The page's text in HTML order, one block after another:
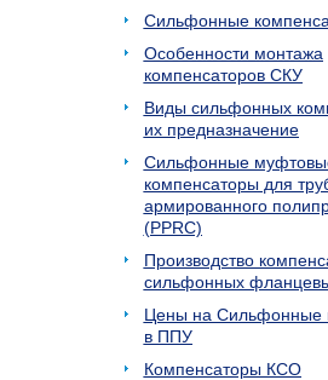
Сильфонные
Особенности монтажа
компенсаторов СКУ
Виды сильфонных
их предназначение
Сильфонные
компенсаторы для
армированного
(PPRC)
Производство
сильфонных
Цены на Сильфонные
в ППУ
Компенсаторы КСО